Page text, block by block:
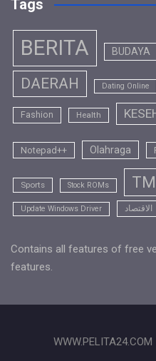
Tags
BERITA BUDAYA
DAERAH Dating Online
Fashion Health
Notepad++ Olahraga
Sports Stock ROMs
Update Windows Driver الاقتصاد
Contains all features of free
features.